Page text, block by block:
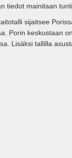
tiedot mainitaan
sijaitsee
Porin keskustaan
Lisäksi tallilla